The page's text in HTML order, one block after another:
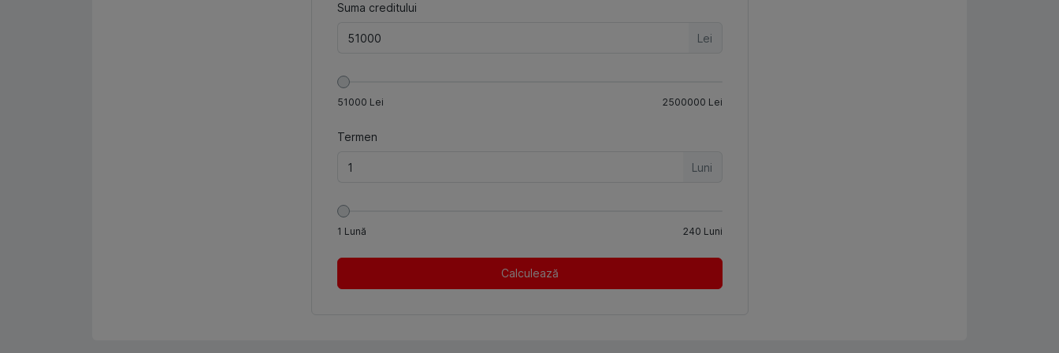
Suma creditului
Lei
51000 Lei 2500000 Lei
Termen
Luni
1 Lună 240 Luni
Calculează